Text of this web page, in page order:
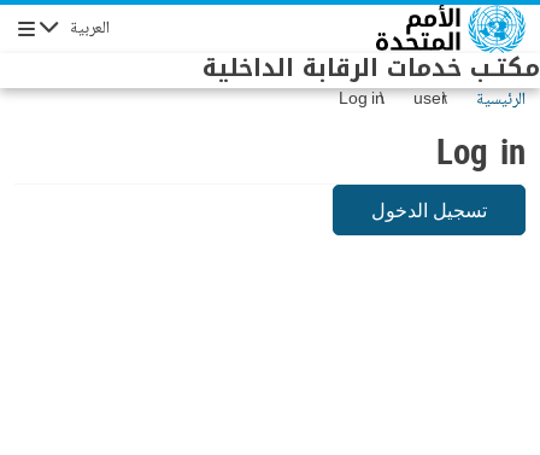
Skip to main content العربية
مكتـب خدمات الرقابة الداخلية
الرئيسية user
Log in
Log in
تسجيل الدخول